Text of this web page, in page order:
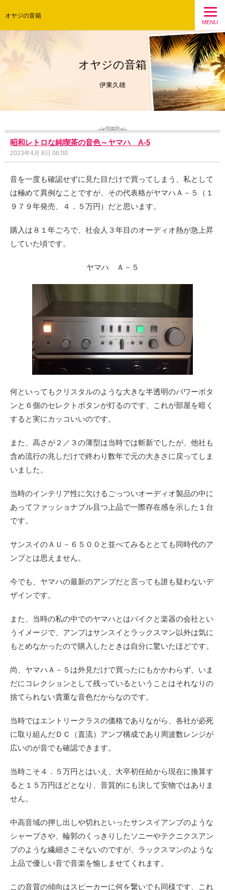
オヤジの音箱
MENU
オヤジの音箱
伊東久雄
昭和レトロな純喫茶の音色～ヤマハ A-5
2023年4月 8日 08:00
音を一度も確認せずに見た目だけで買ってしまう、私として
は極めて異例なことですが、その代表格がヤマハＡ－５（１
９７９年発売、４．５万円）だと思います。
購入は８１年ごろで、社会人３年目のオーディオ熱が急上昇
していた頃です。
ヤマハ Ａ－５
何といってもクリスタルのような大きな半透明のパワーボタ
ンと６個のセレクトボタンが灯るのです、これが部屋を暗く
すると実にカッコいいのです。
また、高さが２／３の薄型は当時では斬新でしたが、他社も
含め流行の兆しだけで終わり数年で元の大きさに戻ってしま
いました。
当時のインテリア性に欠けるごっついオーディオ製品の中に
あってファッショナブル且つ上品で一際存在感を示した１台
です。
サンスイのＡＵ－６５００と並べてみるととても同時代のア
ンプとは思えません。
今でも、ヤマハの最新のアンプだと言っても誰も疑わないデ
ザインです。
また、当時の私の中でのヤマハとはバイクと楽器の会社とい
うイメージで、アンプはサンスイとラックスマン以外は気に
もとめなかったので購入したときは自分に驚いたほどです。
尚、ヤマハＡ－５は外見だけで買ったにもかかわらず、いま
だにコレクションとして残っているということはそれなりの
捨てられない貴重な音色だからなのです。
当時ではエントリークラスの価格でありながら、各社が必死
に取り組んだＤＣ（直流）アンプ構成であり周波数レンジが
広いのが音でも確認できます。
当時こそ４．５万円とはいえ、大卒初任給から現在に換算す
ると１５万円ほどとなり、音質的にも決して安物ではありま
せん。
中高音域の押し出しや切れといったサンスイアンプのような
シャープさや、輪郭のくっきりしたソニーやテクニクスアン
プのような繊細さこそないのですが、ラックスマンのような
上品で優しい音で音楽を愉しませてくれます。
この音質の傾向はスピーカーに何を繋いでも同様です、これ